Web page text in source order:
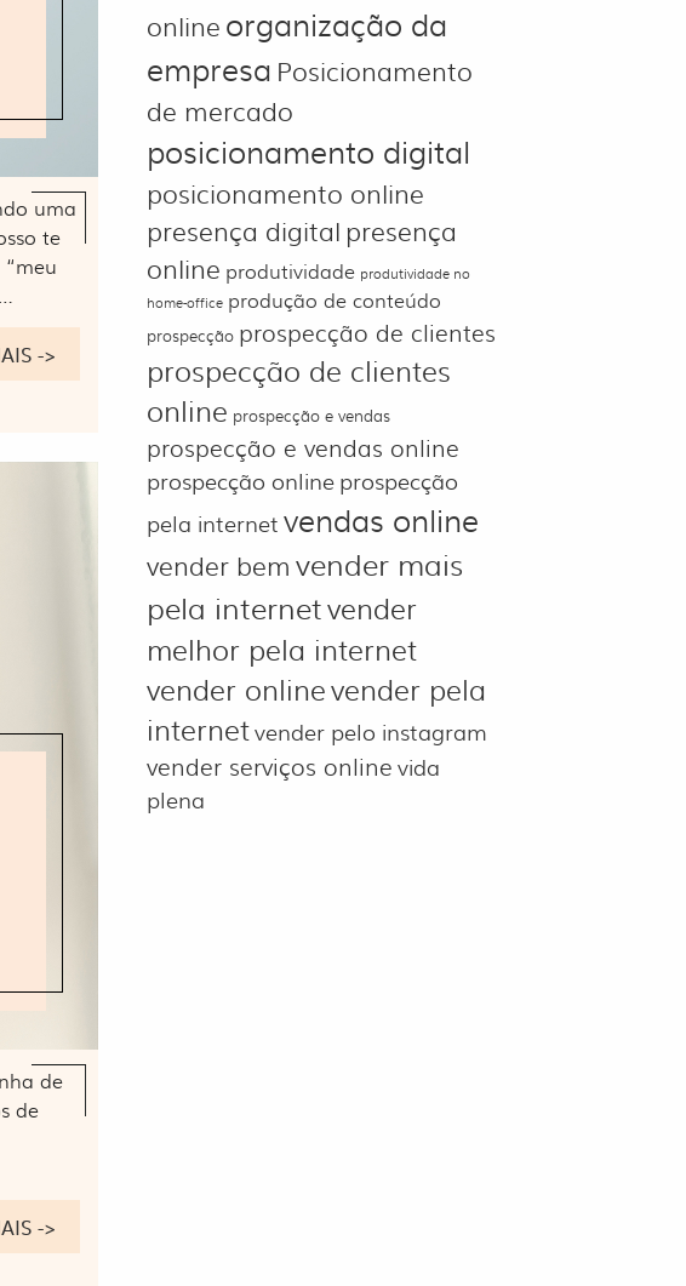
uma
te
->
de
de
->
onlineorganização da
empresa Posicionamento
de mercado
posicionamento digital
posicionamento online
presença digitalpresença
online produtividade produtividade no
home-office produção de conteúdo
prospecção prospecção de clientes
prospecção de clientes
online prospecção e vendas
prospecção e vendas online
prospecção online prospecção
pela internet vendas online
vender bemvender mais
pela internetvender
melhor pela internet
vender onlinevender pela
internetvender pelo instagram
vender serviços online vida
plena